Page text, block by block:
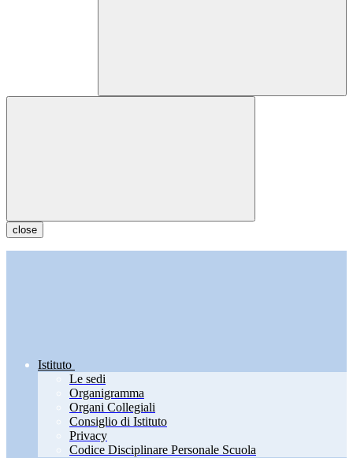
close
Istituto
Le sedi
Organigramma
Organi Collegiali
Consiglio di Istituto
Privacy
Codice Disciplinare Personale Scuola